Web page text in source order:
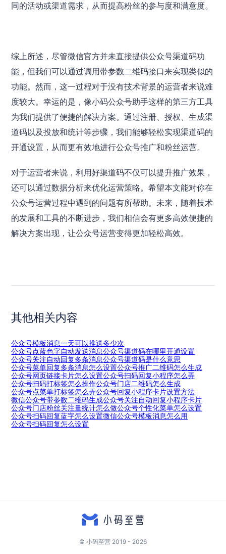
同的活动或渠道需求，从而提高粉丝的参与度和满意度。
综上所述，尽管微信官方并未直接提供公众号渠道码功
能，但我们可以通过调用带参数二维码接口来实现类似的
功能。然而，这一过程对于没有技术背景的运营者来说难
度较大。幸运的是，像小码公众号助手这样的第三方工具
为我们提供了便捷的解决方案。通过注册、授权、生成渠
道码以及投放和统计等步骤，我们能够轻松实现渠道码的
开通设置，从而更有效地进行公众号推广和粉丝运营。
对于运营者来说，利用好渠道码不仅可以提升推广效果，
还可以通过数据分析来优化运营策略。希望本文能对你在
公众号运营过程中遇到的问题有所帮助。未来，随着技术
的发展和工具的不断进步，我们相信会有更多高效便捷的
解决方案出现，让公众号运营变得更加轻松高效。
其他相关内容
公众号模板消息一天可以推送多少次
公众号点蓝色字自动发送消息公众号渠道码在哪里开通设置
公众号关注自动回复多条消息公众号渠道码是什么意思
公众号菜单回复多条消息怎么设置公众号推广二维码怎么生成
公众号网页链接卡片怎么设置公众号扫码回复小程序怎么弄
公众号扫码打标签怎么操作公众号门店二维码怎么生成
公众号点菜单打标签怎么弄公众号回复小程序卡片设置方法
微信公众号带参数二维码生成公众号关注自动回复小程序卡片
公众号门店粉丝关注量统计怎么做公众号个性化菜单怎么设置
公众号扫码回复蓝字怎么设置微信公众号模板消息怎么用
公众号扫码回复怎么设置
© 小码至营 2019 - 2026